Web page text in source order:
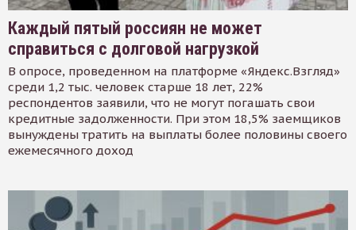
Каждый пятый россиян не может
справиться с долговой нагрузкой
В опросе, проведенном на платформе «Яндекс.Взгляд»
среди 1,2 тыс. человек старше 18 лет, 22%
респондентов заявили, что не могут погашать свои
кредитные задолженности. При этом 18,5% заемщиков
вынуждены тратить на выплаты более половины своего
ежемесячного доход